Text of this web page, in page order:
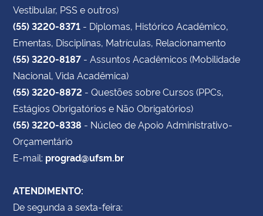
Vestibular, PSS e outros)
(55) 3220-8371 - Diplomas, Histórico Acadêmico,
Ementas, Disciplinas, Matrículas, Relacionamento
(55) 3220-8187 - Assuntos Acadêmicos (Mobilidade
Nacional, Vida Acadêmica)
(55) 3220-8872 - Questões sobre Cursos (PPCs,
Estágios Obrigatórios e Não Obrigatórios)
(55) 3220-8338 - Núcleo de Apoio Administrativo-
Orçamentário
E-mail: prograd@ufsm.br
ATENDIMENTO:
De segunda a sexta-feira: